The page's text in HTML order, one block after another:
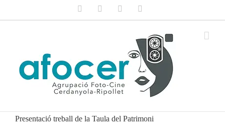
Facebook Instagram
Presentació treball de la Taula del Patrimoni